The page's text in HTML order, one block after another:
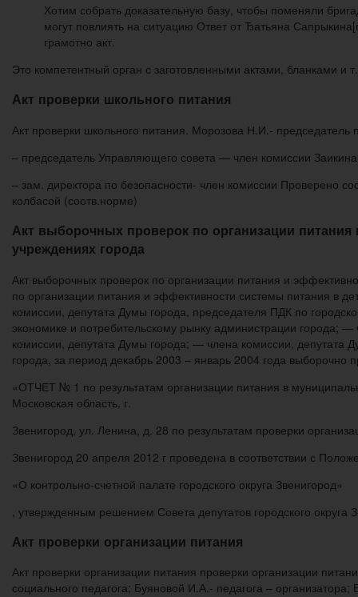
Хотим собрать доказательную базу, чтобы поменяли
могут повлиять на ситуацию Ответ от Ђатьяна
грамотно акт.
Это компетентный орган с заготовленными актами, бланками и
Акт проверки школьного питания
Акт проверки школьного питания. Морозова Н.И.-
– председатель Управляющего совета — член комиссии
– зам. директора по безопасности- член комиссии Проверено
колбасой (соотв.норме)
Акт выборочных проверок по организации
учреждениях города
Акт выборочных проверок по организации питания и
по организации питания и эффективности системы питания в
комиссии, депутата Думы города, председателя ПДК по
экономике и потребительскому рынку администрации
комиссии, депутата Думы города; — члена комиссии, депутата
города, за период декабрь 2003 – январь 2004 года
«ОТЧЕТ № 1 по результатам организации питания в
Московская область, г.
Звенигород, ул. Ленина, д. 28 по результатам проверки
Звенигород 20 апреля 2012 г проведена в соответствии с
«О контрольно-счетной палате городского округа Звенигород»
, утвержденным решением Совета депутатов городского округа
Акт проверки организации питания
Акт проверки организации питания проверки организации
социального педагога; Буяновой И.А.- педагога –